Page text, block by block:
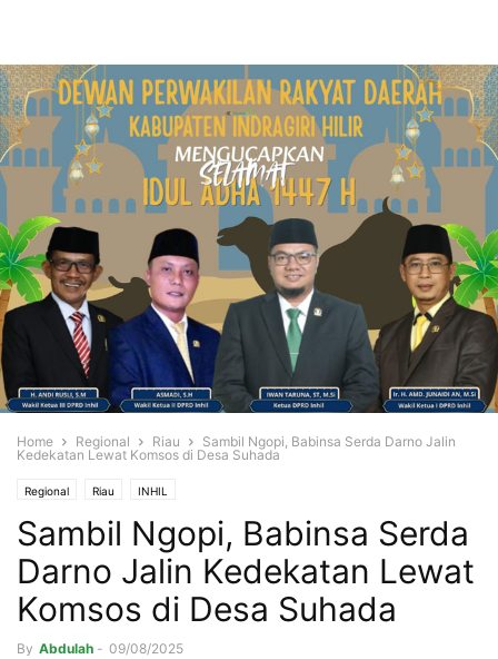
Home Regional Riau
Sambil Ngopi, Babinsa Serda Darno Jalin
Kedekatan Lewat Komsos di Desa Suhada
Regional Riau INHIL
Sambil Ngopi, Babinsa Serda
Darno Jalin Kedekatan Lewat
Komsos di Desa Suhada
By Abdulah - 09/08/2025